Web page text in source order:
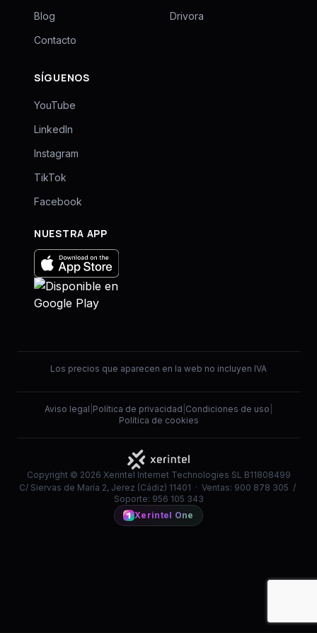
Blog
Contacto
Drivora
SÍGUENOS
YouTube
LinkedIn
Instagram
TikTok
Facebook
NUESTRA APP
Los precios que aparecen en la web no incluyen IVA
Aviso legal Política de privacidad Condiciones de uso
Política de cookies
Copyright © 2026 Xerintel Internet Technologies SL B11808499
C/ Siervas de María 2, Jerez (Cádiz) 11401 · Ventas: 900 878 305 /
Soporte: 956 105 343
Xerintel One